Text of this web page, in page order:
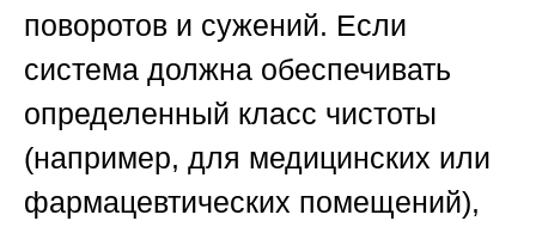
поворотов и сужений. Если
система должна обеспечивать
определенный класс чистоты
(например, для медицинских или
фармацевтических помещений),